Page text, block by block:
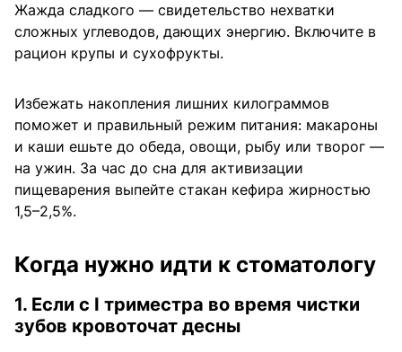
Жажда сладкого — свидетельство нехватки
сложных углеводов, дающих энергию. Включите в
рацион крупы и сухофрукты.
Избежать накопления лишних килограммов
поможет и правильный режим питания: макароны
и каши ешьте до обеда, овощи, рыбу или творог —
на ужин. За час до сна для активизации
пищеварения выпейте стакан кефира жирностью
1,5–2,5%.
Когда нужно идти к стоматологу
1. Если с I триместра во время чистки
зубов кровоточат десны